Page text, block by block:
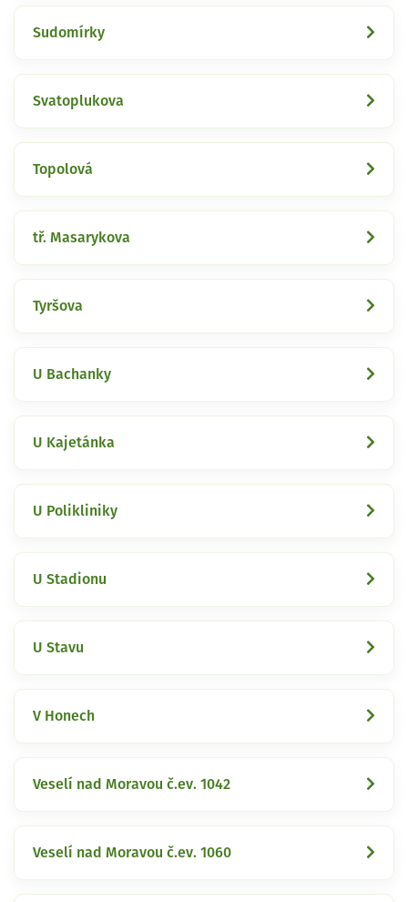
Sudomírky
Svatoplukova
Topolová
tř. Masarykova
Tyršova
U Bachanky
U Kajetánka
U Polikliniky
U Stadionu
U Stavu
V Honech
Veselí nad Moravou č.ev. 1042
Veselí nad Moravou č.ev. 1060